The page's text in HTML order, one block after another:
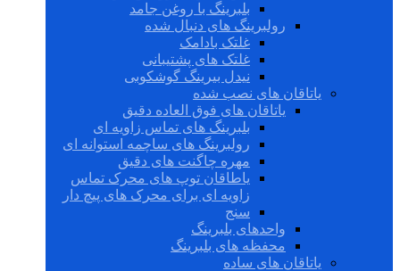
بلبرینگ با روغن جامد
رولبرینگ های دنبال شده
غلتک بادامک
غلتک های پشتیبانی
نیدل بیرینگ گوشکوبی
یاتاقان های نصب شده
یاتاقان های فوق العاده دقیق
بلبرینگ های تماس زاویه ای
رولبرینگ های ساچمه استوانه ای
مهره چاگنت های دقیق
یاطاقان توپ های محرک تماس
زاویه ای برای محرک های پیچ دار
سنج
واحدهای بلبرینگ
محفظه های بلبرینگ
یاتاقان های ساده